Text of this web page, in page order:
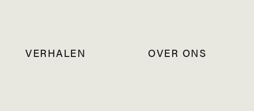
VERHALEN OVER ONS